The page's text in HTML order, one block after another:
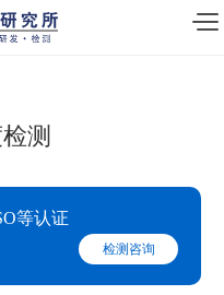
测
等认证
检测咨询